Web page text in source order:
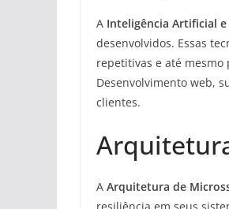
A Inteligência Artificial
desenvolvidos. Essas
repetitivas e até
Desenvolvimento web,
clientes.
A Arquitetura de